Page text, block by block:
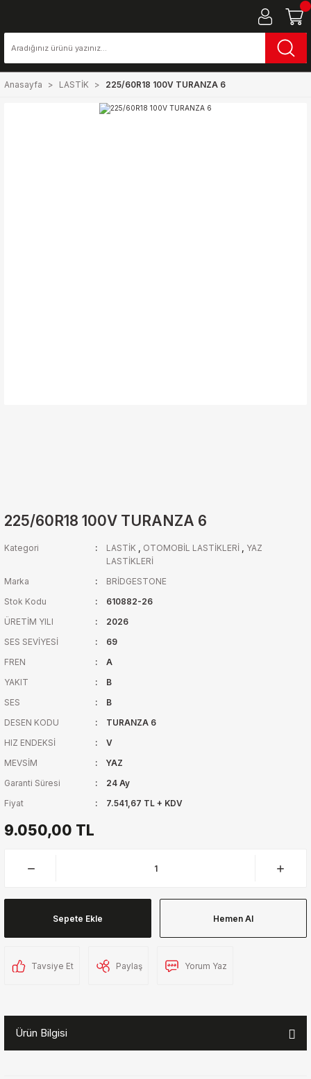
Anasayfa LASTİK 225/60R18 100V TURANZA 6
225/60R18 100V TURANZA 6
Kategori LASTİK , OTOMOBİL LASTİKLERİ , YAZ
LASTİKLERİ
Marka
BRİDGESTONE
Stok Kodu
610882-26
ÜRETİM YILI
2026
SES SEVİYESİ
69
FREN
A
YAKIT
B
SES
B
DESEN KODU
TURANZA 6
HIZ ENDEKSİ
V
MEVSİM
YAZ
Garanti Süresi
24 Ay
Fiyat
7.541,67 TL + KDV
9.050,00 TL
Sepete Ekle Hemen Al
Tavsiye Et Paylaş Yorum Yaz
Ürün Bilgisi